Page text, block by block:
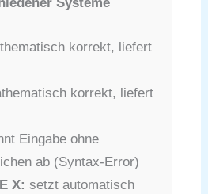
korrekt, liefert
korrekt, liefert
Eingabe ohne
ab (Syntax-Error)
X: setzt automatisch